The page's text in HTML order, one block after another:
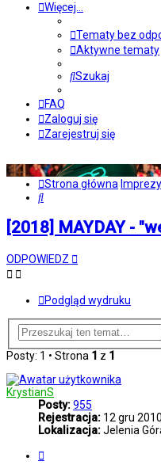
Więcej…
Tematy bez
Aktywne tematy
Szukaj
FAQ
Zaloguj się
Zarejestruj się
Strona główna Imprezy
Szukaj
[2018] MAYDAY -
ODPOWIEDZ
Podgląd wydruku
Posty: 1 • Strona 1 z 1
KrystianS
Posty:955
Rejestracja: 12 gru
Lokalizacja:Jelenia